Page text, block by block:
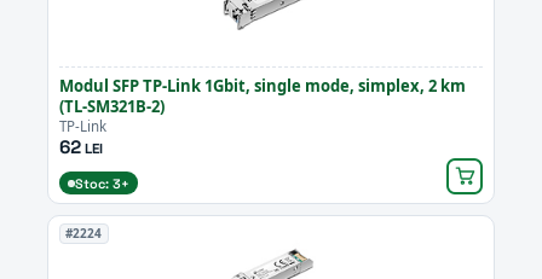
Modul SFP TP-Link 1Gbit, single mode, simplex, 2 km
(TL-SM321B-2)
TP-Link
62LEI
Stoc: 3+
#2224